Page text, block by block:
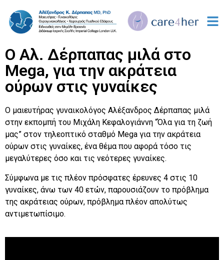
Ο Αλ. Δέρπαπας μιλά στο
Mega, για την ακράτεια
ούρων στις γυναίκες
Ο μαιευτήρας γυναικολόγος Αλέξανδρος Δέρπαπας μιλά
στην εκπομπή του Μιχάλη Κεφαλογιάννη “Όλα για τη ζωή
μας” στον τηλεοπτικό σταθμό Mega για την ακράτεια
ούρων στις γυναίκες, ένα θέμα που αφορά τόσο τις
μεγαλύτερες όσο και τις νεότερες γυναίκες.
Σύμφωνα με τις πλέον πρόσφατες έρευνες 4 στις 10
γυναίκες, άνω των 40 ετών, παρουσιάζουν το πρόβλημα
της ακράτειας ούρων, πρόβλημα πλέον απολύτως
αντιμετωπίσιμο.